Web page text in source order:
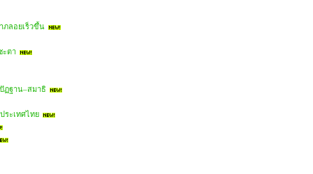
ภลอยเร็วขึ้น
ะตา
ฏฐาน–สมาธิ
ระเทศไทย